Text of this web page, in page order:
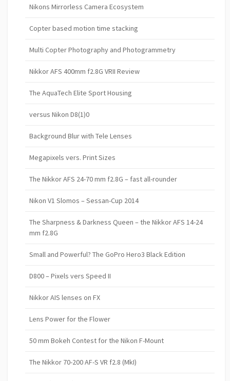
Nikons Mirrorless Camera Ecosystem
Copter based motion time stacking
Multi Copter Photography and Photogrammetry
Nikkor AFS 400mm f2.8G VRII Review
The AquaTech Elite Sport Housing
versus Nikon D8(1)0
Background Blur with Tele Lenses
Megapixels vers. Print Sizes
The Nikkor AFS 24-70 mm f2.8G – fast all-rounder
Nikon V1 Slomos – Sessan-Cup 2014
The Sharpness & Darkness Queen – the Nikkor AFS 14-24
mm f2.8G
Small and Powerful? The GoPro Hero3 Black Edition
D800 – Pixels vers Speed II
Nikkor AIS lenses on FX
Lens Power for the Flower
50 mm Bokeh Contest for the Nikon F-Mount
The Nikkor 70-200 AF-S VR f2.8 (MkI)